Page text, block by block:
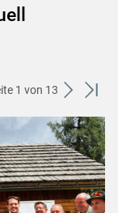
1 von 13
weiter
zum
nächsten
Set
zum
Set